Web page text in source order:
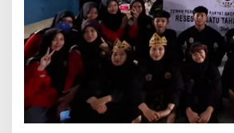
e
t
u
a
D
R
S